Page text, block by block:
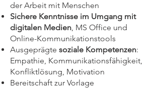
der Arbeit mit Menschen
Sichere Kenntnisse im Umgang mit
digitalen Medien, MS Office und
Online-Kommunikationstools
Ausgeprägte soziale Kompetenzen:
Empathie, Kommunikationsfähigkeit,
Konfliktlösung, Motivation
Bereitschaft zur Vorlage